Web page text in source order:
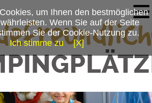
um Ihnen den bestmöglichen
Wenn Sie auf der Seite
Sie der Cookie-Nutzung zu.
Ich stimme zu
[X]